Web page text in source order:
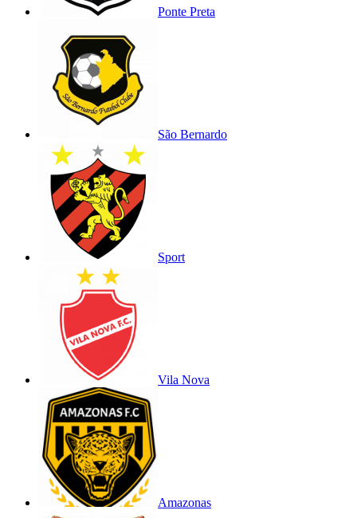
Ponte Preta
São Bernardo
Sport
Vila Nova
Amazonas